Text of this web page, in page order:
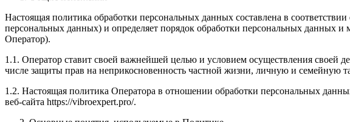
Настоящая политика обработки персональных данных составлена в
персональных данных) и определяет порядок обработки персональных данных
Оператор).
1.1. Оператор ставит своей важнейшей целью и условием осуществления своей
числе защиты прав на неприкосновенность частной жизни, личную и семейную
1.2. Настоящая политика Оператора в отношении обработки персональных
веб-сайта https://vibroexpert.pro/.